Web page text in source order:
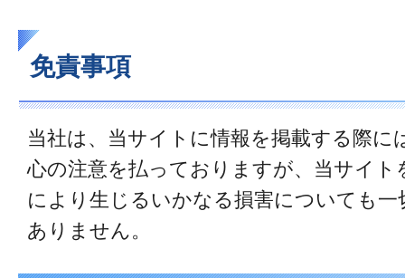
免責事項
当社は、当サイトに情報を掲載する際に
心の注意を払っておりますが、当サイ
により生じるいかなる損害についても
ありません。